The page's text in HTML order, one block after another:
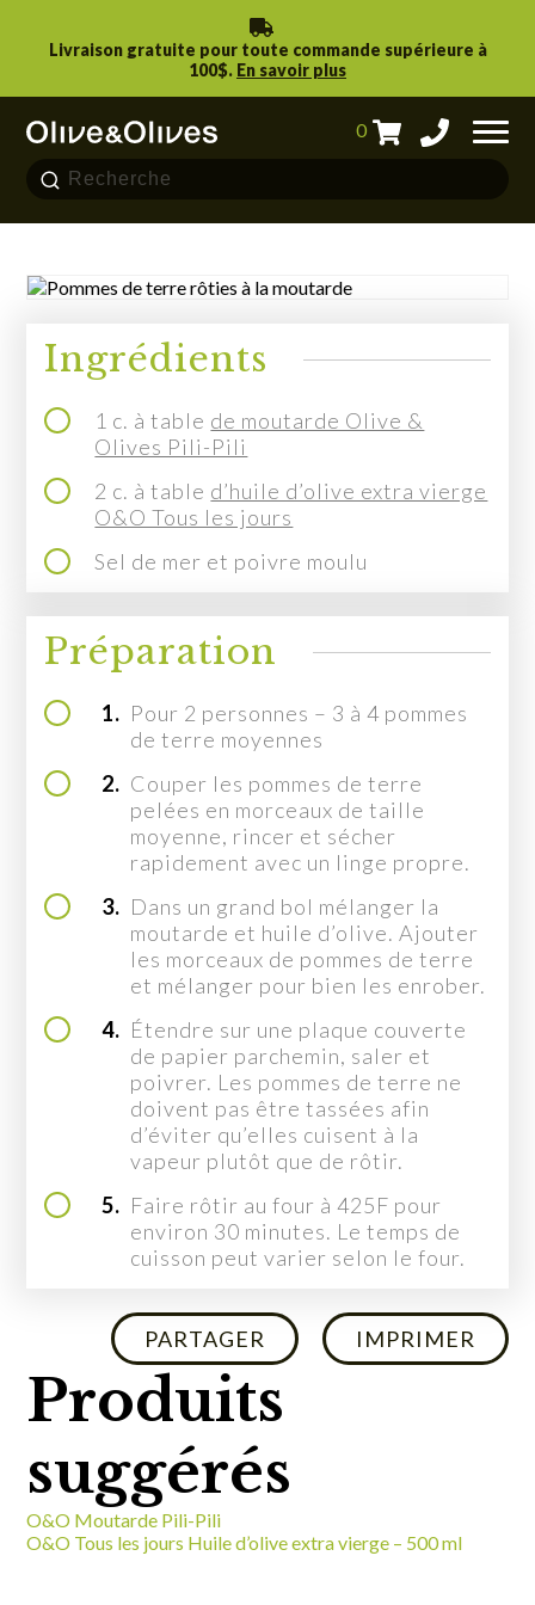
Livraison gratuite pour toute commande supérieure à
100$. En savoir plus
NOS BOUTIQUES
TROUVER NOS PRODUITS
NOUS JOINDRE
MON COMPTE
0
Chercher
pour:
Pommes de terre rôties à la
moutarde
Ingrédients
1 c. à table de moutarde Olive &
Olives Pili-Pili
2 c. à table d’huile d’olive extra vierge
O&O Tous les jours
Sel de mer et poivre moulu
Préparation
1. Pour 2 personnes – 3 à 4 pommes
de terre moyennes
2. Couper les pommes de terre
pelées en morceaux de taille
moyenne, rincer et sécher
rapidement avec un linge propre.
3. Dans un grand bol mélanger la
moutarde et huile d’olive. Ajouter
les morceaux de pommes de terre
et mélanger pour bien les enrober.
4. Étendre sur une plaque couverte
de papier parchemin, saler et
poivrer. Les pommes de terre ne
doivent pas être tassées afin
d’éviter qu’elles cuisent à la
vapeur plutôt que de rôtir.
5. Faire rôtir au four à 425F pour
environ 30 minutes. Le temps de
cuisson peut varier selon le four.
PARTAGER IMPRIMER
Produits
suggérés
O&O Moutarde Pili-Pili
O&O Tous les jours Huile d’olive extra vierge – 500 ml